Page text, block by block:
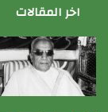
اخر المقالات